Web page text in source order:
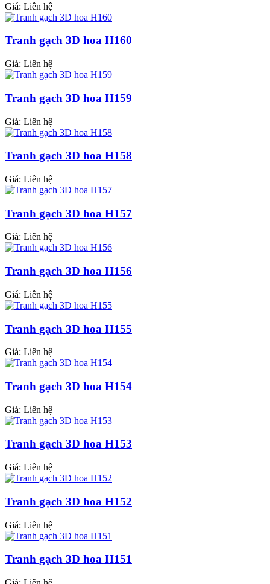
Giá: Liên hệ
Tranh gạch 3D hoa H160
Giá: Liên hệ
Tranh gạch 3D hoa H159
Giá: Liên hệ
Tranh gạch 3D hoa H158
Giá: Liên hệ
Tranh gạch 3D hoa H157
Giá: Liên hệ
Tranh gạch 3D hoa H156
Giá: Liên hệ
Tranh gạch 3D hoa H155
Giá: Liên hệ
Tranh gạch 3D hoa H154
Giá: Liên hệ
Tranh gạch 3D hoa H153
Giá: Liên hệ
Tranh gạch 3D hoa H152
Giá: Liên hệ
Tranh gạch 3D hoa H151